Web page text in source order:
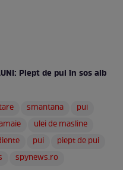
Piept de pui în sos alb
smantana
pui
ulei de masline
pui
piept de pui
spynews.ro